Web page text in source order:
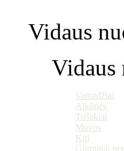
Vidaus
Vidaus
Vamzdžiai
Alkūnės
Trišakiai
Movos
Kiti
Guminiai